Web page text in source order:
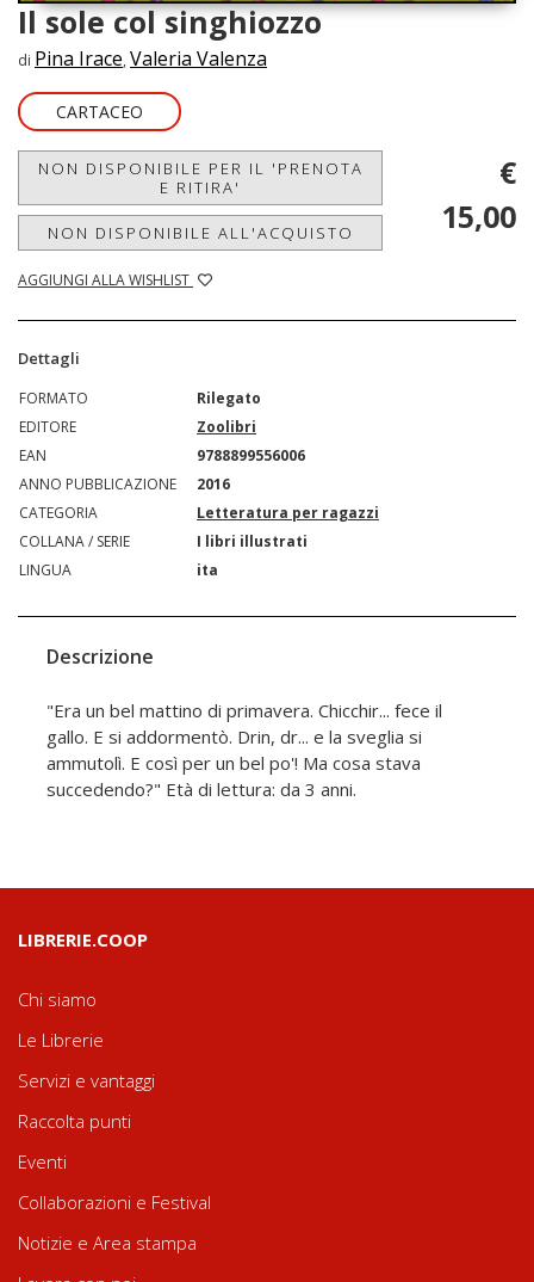
Il sole col singhiozzo
di Pina Irace, Valeria Valenza
CARTACEO
NON DISPONIBILE PER IL 'PRENOTA
E RITIRA'
NON DISPONIBILE ALL'ACQUISTO
AGGIUNGI ALLA WISHLIST
€
15,00
Dettagli
FORMATO
Rilegato
EDITORE
Zoolibri
EAN
9788899556006
ANNO PUBBLICAZIONE
2016
CATEGORIA
Letteratura per ragazzi
COLLANA / SERIE
I libri illustrati
LINGUA
ita
Descrizione
"Era un bel mattino di primavera. Chicchir... fece il
gallo. E si addormentò. Drin, dr... e la sveglia si
ammutolì. E così per un bel po'! Ma cosa stava
succedendo?" Età di lettura: da 3 anni.
LIBRERIE.COOP
Chi siamo
Le Librerie
Servizi e vantaggi
Raccolta punti
Eventi
Collaborazioni e Festival
Notizie e Area stampa